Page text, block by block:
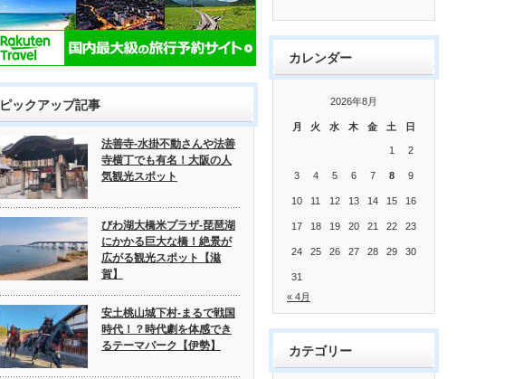
ピックアップ記事
法善寺-水掛不動さんや法善
寺横丁でも有名！大阪の人
気観光スポット
びわ湖大橋米プラザ-琵琶湖
にかかる巨大な橋！絶景が
広がる観光スポット【滋
賀】
安土桃山城下村-まるで戦国
時代！？時代劇を体感でき
るテーマパーク【伊勢】
カレンダー
2026年8月
月 火 水 木 金 土 日
1 2
3 4 5 6 7 8 9
10 11 12 13 14 15 16
17 18 19 20 21 22 23
24 25 26 27 28 29 30
31
« 4月
カテゴリー